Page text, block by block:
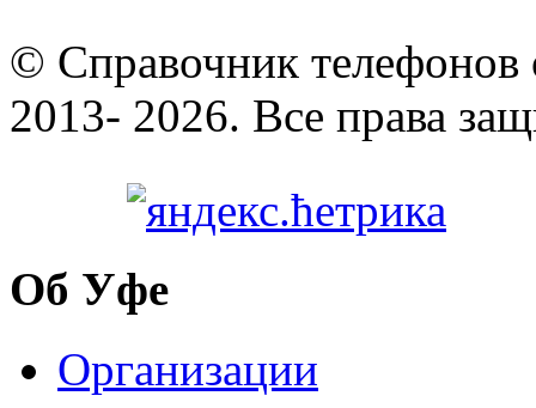
© Cправочник телефонов
2013- 2026. Все права
Об Уфе
Организации